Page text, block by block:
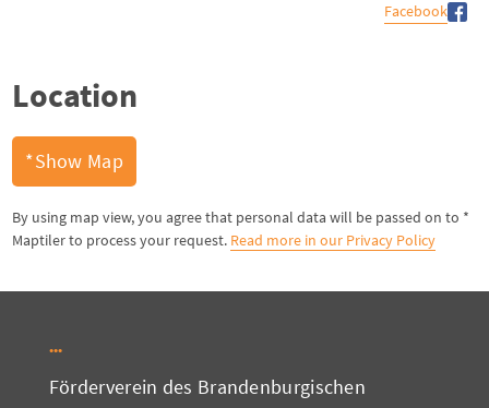
Facebook
Location
Show Map*
* By using map view, you agree that personal data will be passed on to
Maptiler to process your request. Read more in our Privacy Policy
Förderverein des Brandenburgischen